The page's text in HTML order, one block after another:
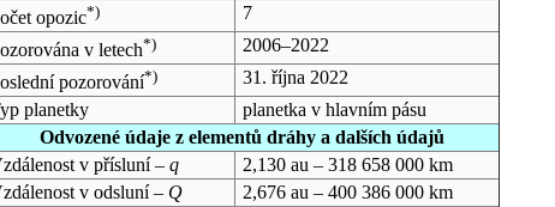
opozic*)
7
v letech*)
2006–2022
pozorování*)
31. října 2022
planetky
planetka v hlavním pásu
Odvozené údaje z elementů dráhy a dalších údajů
v přísluní – q
2,130 au – 318 658 000 km
v odsluní – Q
2,676 au – 400 386 000 km